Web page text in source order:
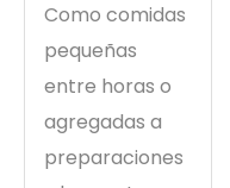
Como comidas
pequeñas
entre horas o
agregadas a
preparaciones